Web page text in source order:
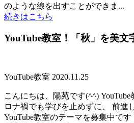
のような線を出すことができま...
続きはこちら
YouTube教室！「秋」を美文
YouTube教室 2020.11.25
こんにちは、陽苑です(^^)
ロナ禍でも学びを止めずに、 前進
YouTube教室のテーマを募集中で